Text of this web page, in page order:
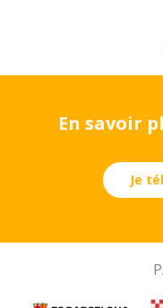
En savoir
Je